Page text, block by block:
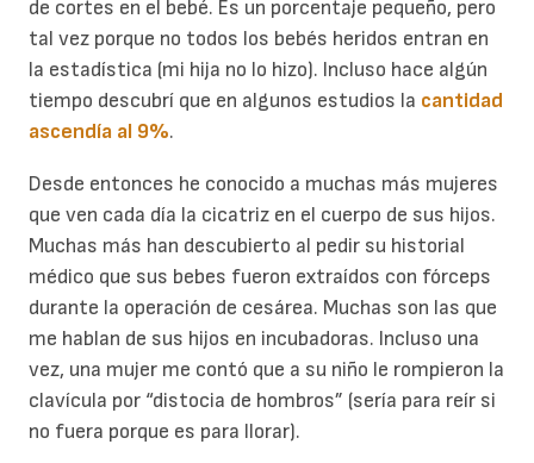
de cortes en el bebé. Es un porcentaje pequeño, pero
tal vez porque no todos los bebés heridos entran en
la estadística (mi hija no lo hizo). Incluso hace algún
tiempo descubrí que en algunos estudios la cantidad
ascendía al 9%.
Desde entonces he conocido a muchas más mujeres
que ven cada día la cicatriz en el cuerpo de sus hijos.
Muchas más han descubierto al pedir su historial
médico que sus bebes fueron extraídos con fórceps
durante la operación de cesárea. Muchas son las que
me hablan de sus hijos en incubadoras. Incluso una
vez, una mujer me contó que a su niño le rompieron la
clavícula por “distocia de hombros” (sería para reír si
no fuera porque es para llorar).